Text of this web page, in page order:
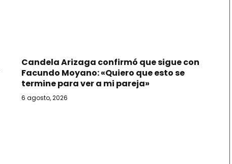
Candela Arizaga confirmó que sigue con
Facundo Moyano: «Quiero que esto se
termine para ver a mi pareja»
6 agosto, 2026